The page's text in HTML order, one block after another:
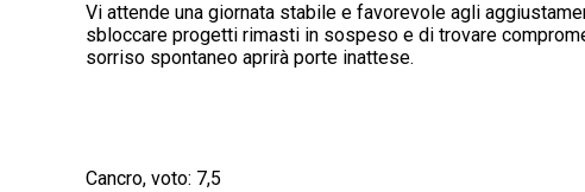
Vi attende una giornata stabile e favorevole agli
sbloccare progetti rimasti in sospeso e di trovare
sorriso spontaneo aprirà porte inattese.
Cancro, voto: 7,5